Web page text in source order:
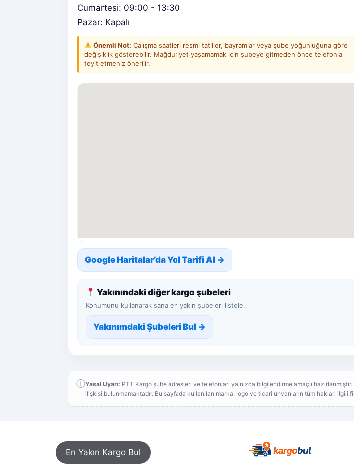
Cumartesi: 09:00 - 13:30
Pazar: Kapalı
Önemli Not: Çalışma saatleri resmi tatiller, bayramlar veya şube yoğunluğuna göre
değişiklik gösterebilir. Mağduriyet yaşamamak için şubeye gitmeden önce telefonla
teyit etmeniz önerilir.
Google Haritalar’da Yol Tarifi Al →
Yakınındaki diğer kargo şubeleri
Konumunu kullanarak sana en yakın şubeleri listele.
Yakınımdaki Şubeleri Bul →
ⓘYasal Uyarı: PTT Kargo şube adresleri ve telefonları yalnızca bilgilendirme amaçlı
ilişkisi bulunmamaktadır. Bu sayfada kullanılan marka, logo ve ticari unvanların tüm hakları ilgili
En Yakın Kargo Bul